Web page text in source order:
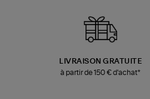
LIVRAISON GRATUITE
à partir de 150 € d'achat*